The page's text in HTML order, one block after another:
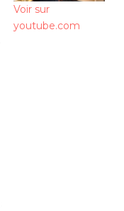
Voir sur
youtube.com